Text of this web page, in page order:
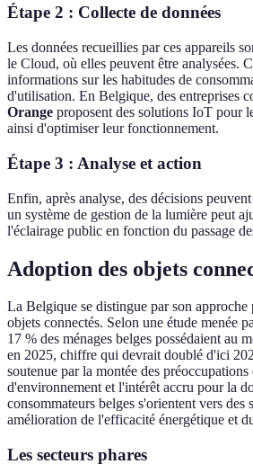
Étape 2 : Collecte de données
Les données recueillies par ces appareils
le Cloud, où elles peuvent être analysées.
informations sur les habitudes de
d'utilisation. En Belgique, des entreprises
Orange proposent des solutions IoT pour
ainsi d'optimiser leur fonctionnement.
Étape 3 : Analyse et action
Enfin, après analyse, des décisions
un système de gestion de la lumière peut
l'éclairage public en fonction du passage
Adoption des objets
La Belgique se distingue par son approche
objets connectés. Selon une étude menée
17 % des ménages belges possédaient au
en 2025, chiffre qui devrait doublé d'ici
soutenue par la montée des préoccupations
d'environnement et l'intérêt accru pour la
consommateurs belges s'orientent vers des
amélioration de l'efficacité énergétique et
Les secteurs phares